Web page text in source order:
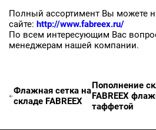
Полный ассортимент Вы можете
сайте: http://www.fabreex.ru/
По всем интересующим Вас
менеджерам нашей компании.
Флажная сетка на
складе FABREEX
Пополнение
FABREEX
таффетой
Ваше имя
Телефон
E-mail